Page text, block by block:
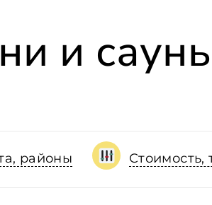
и
районы Стоимость,